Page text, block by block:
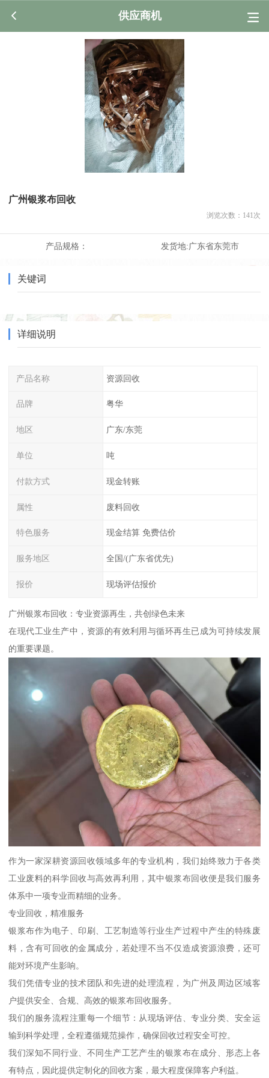
供应商机
广州银浆布回收
浏览次数： 141 次
产品规格： 发货地:广东省东莞市
关键词
详细说明
产品名称 资源回收
品牌 粤华
地区 广东/东莞
单位 吨
付款方式 现金转账
属性 废料回收
特色服务 现金结算 免费估价
服务地区 全国/(广东省优先)
报价 现场评估报价
广州银浆布回收：专业资源再生，共创绿色未来
在现代工业生产中，资源的有效利用与循环再生已成为可持续发展
的重要课题。
作为一家深耕资源回收领域多年的专业机构，我们始终致力于各类
工业废料的科学回收与高效再利用，其中银浆布回收便是我们服务
体系中一项专业而精细的业务。
专业回收，精准服务
银浆布作为电子、印刷、工艺制造等行业生产过程中产生的特殊废
料，含有可回收的金属成分，若处理不当不仅造成资源浪费，还可
能对环境产生影响。
我们凭借专业的技术团队和先进的处理流程，为广州及周边区域客
户提供安全、合规、高效的银浆布回收服务。
我们的服务流程注重每一个细节：从现场评估、专业分类、安全运
输到科学处理，全程遵循规范操作，确保回收过程安全可控。
我们深知不同行业、不同生产工艺产生的银浆布在成分、形态上各
有特点，因此提供定制化的回收方案，最大程度保障客户利益。